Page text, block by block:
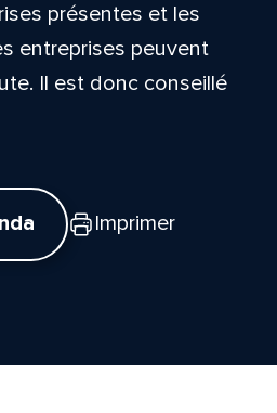
présentes et les
entreprises peuvent
Il est donc conseillé
Imprimer